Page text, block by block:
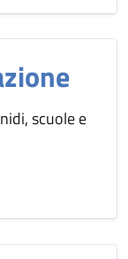
scuole e